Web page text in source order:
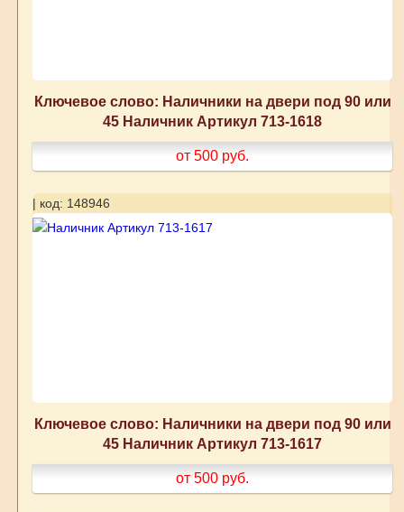
Ключевое слово: Наличники на двери под 90 или
45 Наличник Артикул 713-1618
от 500 руб.
| код: 148946
Ключевое слово: Наличники на двери под 90 или
45 Наличник Артикул 713-1617
от 500 руб.